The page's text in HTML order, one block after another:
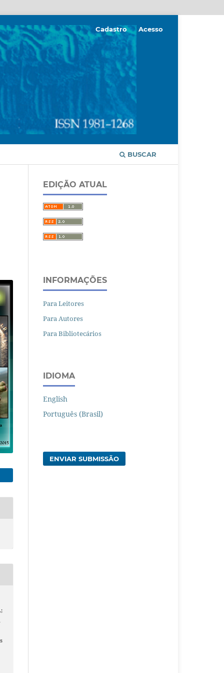
BUSCAR
Cadastro Acesso
EDIÇÃO ATUAL
INFORMAÇÕES
Para Leitores
Para Autores
Para Bibliotecários
IDIOMA
English
Português (Brasil)
ENVIAR SUBMISSÃO